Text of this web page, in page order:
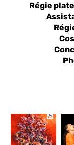
Régie